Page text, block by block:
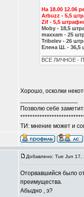
На 18.00 12.06
Arbuzz - 5,5
Zif - 5,5
Moby - 18,5
maxxam - 25
Tribelev - 26
Елена Ш. - 36,5
ВСЕ ЛИЧНОЕ -
Хорошо, осколки
Позволю себе
ТИ: мнение может и
Добавлено: Tue Jun 17,
Оторвавшийся было
преимущества.
Абыдно , э?